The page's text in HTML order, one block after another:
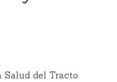
Salud del Tracto